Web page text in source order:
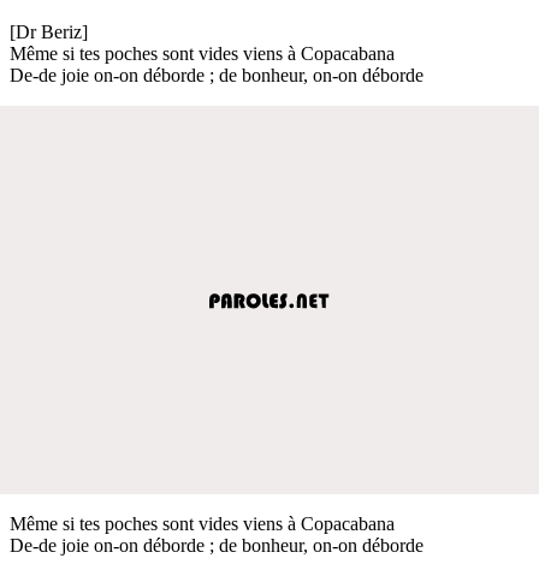
[Dr Beriz]
Même si tes poches sont vides viens à Copacabana
De-de joie on-on déborde ; de bonheur, on-on déborde
Même si tes poches sont vides viens à Copacabana
De-de joie on-on déborde ; de bonheur, on-on déborde